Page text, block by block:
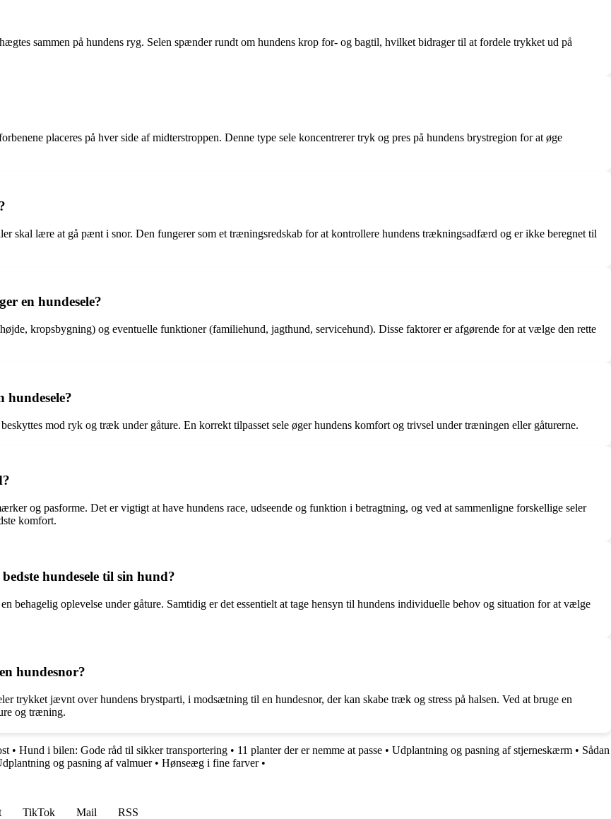
sammen på hundens ryg. Selen spænder rundt om hundens krop for- og bagtil, hvilket bidrager til at fordele trykket ud på
placeres på hver side af midterstroppen. Denne type sele koncentrerer tryk og pres på hundens brystregion for at øge
skal lære at gå pænt i snor. Den fungerer som et træningsredskab for at kontrollere hundens trækningsadfærd og er ikke beregnet til
en hundesele?
kropsbygning) og eventuelle funktioner (familiehund, jagthund, servicehund). Disse faktorer er afgørende for at vælge den rette
mod ryk og træk under gåture. En korrekt tilpasset sele øger hundens komfort og trivsel under træningen eller gåturerne.
og pasforme. Det er vigtigt at have hundens race, udseende og funktion i betragtning, og ved at sammenligne forskellige seler
komfort.
hundesele til sin hund?
behagelig oplevelse under gåture. Samtidig er det essentielt at tage hensyn til hundens individuelle behov og situation for at vælge
hundesnor?
trykket jævnt over hundens brystparti, i modsætning til en hundesnor, der kan skabe træk og stress på halsen. Ved at bruge en
og træning.
• Hund i bilen: Gode råd til sikker transportering • 11 planter der er nemme at passe • Udplantning og pasning af stjerneskærm • Sådan
og pasning af valmuer• Hønseæg i fine farver•
TikTok Mail
RSS